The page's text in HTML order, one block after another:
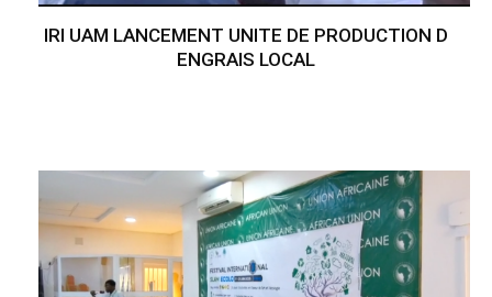
IRI UAM LANCEMENT UNITE DE PRODUCTION D
ENGRAIS LOCAL